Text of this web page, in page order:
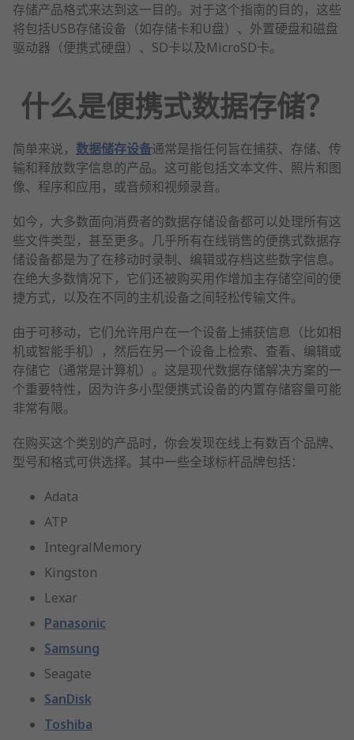
存储产品格式来达到这一目的。对于这个指南的目的，这些
将包括USB存储设备（如存储卡和U盘）、外置硬盘和磁盘
驱动器（便携式硬盘）、SD卡以及MicroSD卡。
什么是便携式数据存储？
简单来说， 数据储存设备通常是指任何旨在捕获、存储、传
输和释放数字信息的产品。这可能包括文本文件、照片和图
像、程序和应用，或音频和视频录音。
如今，大多数面向消费者的数据存储设备都可以处理所有这
些文件类型，甚至更多。几乎所有在线销售的便携式数据存
储设备都是为了在移动时录制、编辑或存档这些数字信息。
在绝大多数情况下，它们还被购买用作增加主存储空间的便
捷方式，以及在不同的主机设备之间轻松传输文件。
由于可移动，它们允许用户在一个设备上捕获信息（比如相
机或智能手机），然后在另一个设备上检索、查看、编辑或
存储它（通常是计算机）。这是现代数据存储解决方案的一
个重要特性，因为许多小型便携式设备的内置存储容量可能
非常有限。
在购买这个类别的产品时，你会发现在线上有数百个品牌、
型号和格式可供选择。其中一些全球标杆品牌包括：
Adata
ATP
IntegralMemory
Kingston
Lexar
Panasonic
Samsung
Seagate
SanDisk
Toshiba